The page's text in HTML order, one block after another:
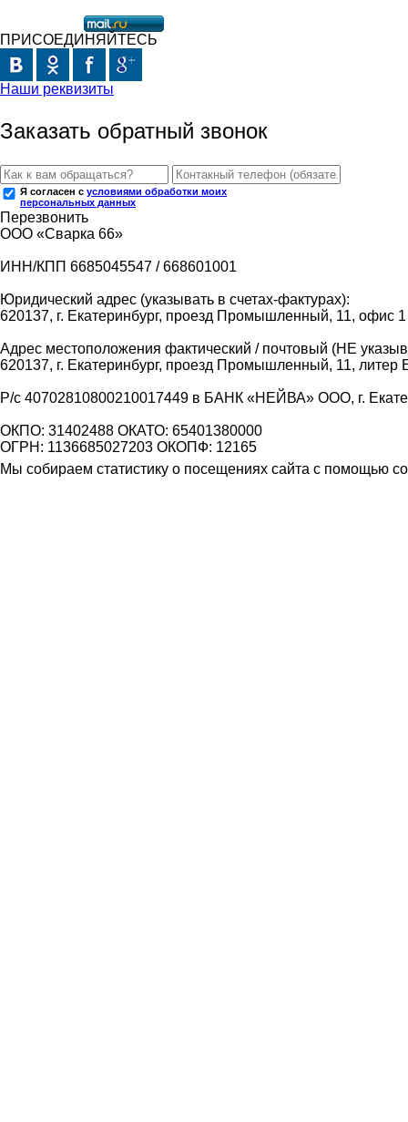
ПРИСОЕДИНЯЙТЕСЬ
Наши реквизиты
Заказать обратный звонок
Я согласен с условиями обработки моих
персональных данных
Перезвонить
ООО «Сварка 66»
ИНН/КПП 6685045547 / 668601001
Юридический адрес (указывать в счетах-фактурах):
620137, г. Екатеринбург, проезд Промышленный, 11, офис 1
Адрес местоположения фактический / почтовый (НЕ
620137, г. Екатеринбург, проезд Промышленный, 11, литер
Р/с 40702810800210017449 в БАНК «НЕЙВА» ООО, г.
ОКПО: 31402488 ОКАТО: 65401380000
ОГРН: 1136685027203 ОКОПФ: 12165
Мы собираем статистику о посещениях сайта с помощью